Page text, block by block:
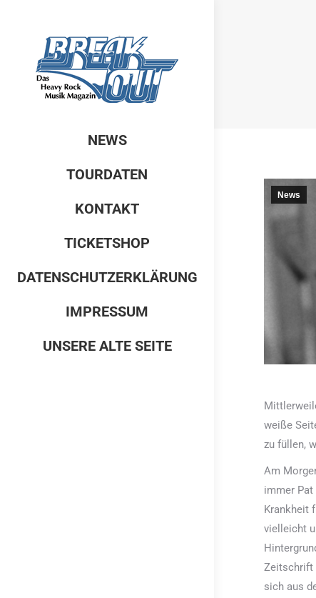
NEWS
TOURDATEN
KONTAKT
TICKETSHOP
DATENSCHUTZERKLÄRUNG
IMPRESSUM
UNSERE ALTE SEITE
News
weiße
zu füllen,
Am
immer
Krankheit
vielleicht
Zeitschrift
sich aus